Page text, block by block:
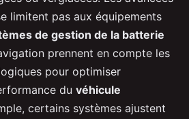
limitent pas aux équipements
de gestion de la batterie
prennent en compte les
pour optimiser
du véhicule
certains systèmes ajustent